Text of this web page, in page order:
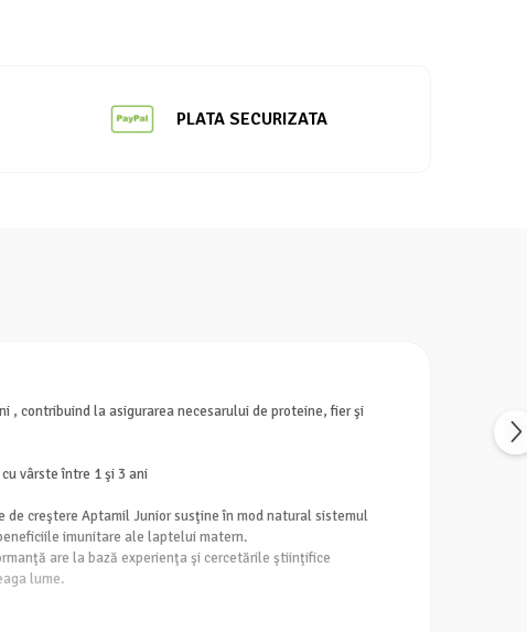
PLATA SECURIZATA
, contribuind la asigurarea necesarului de proteine, fier şi
vârste între 1 şi 3 ani
creştere Aptamil Junior susţine în mod natural sistemul
imunitare ale laptelui matern.
are la bază experienţa şi cercetările ştiinţifice
lume.